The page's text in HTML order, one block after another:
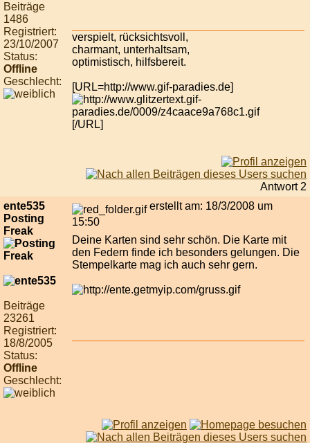
Beiträge
1486
Registriert:
23/10/2007
Status:
Offline
Geschlecht:
verspielt, rücksichtsvoll,
charmant, unterhaltsam,
optimistisch, hilfsbereit.
[URL=http://www.gif-paradies.de]
[/URL]
Antwort 2
ente535
Posting
Freak
Beiträge
23261
Registriert:
18/8/2005
Status:
Offline
Geschlecht:
erstellt am: 18/3/2008 um
15:50
Deine Karten sind sehr schön. Die Karte mit
den Federn finde ich besonders gelungen. Die
Stempelkarte mag ich auch sehr gern.